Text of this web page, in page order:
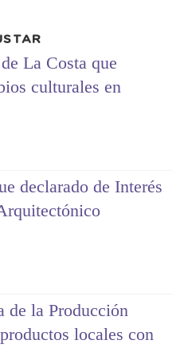
La Costa que
culturales en
declarado de Interés
de la Producción
locales con